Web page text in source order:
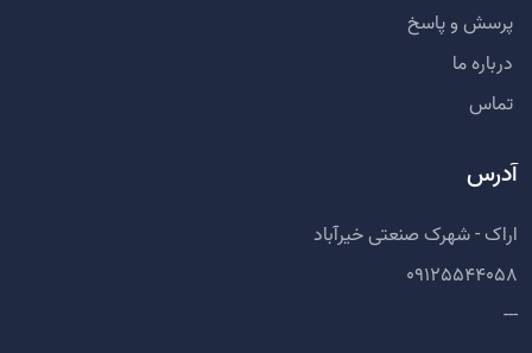
پرسش و پاسخ
درباره ما
تماس
آدرس
اراک - شهرک صنعتی خیرآباد
09125544058
---